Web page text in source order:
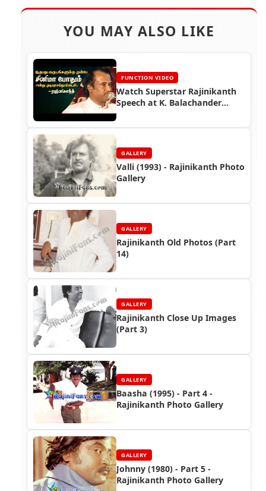
YOU MAY ALSO LIKE
FUNCTION VIDEO
Watch Superstar Rajinikanth
Speech at K. Balachander
(2000)
GALLERY
Valli (1993) - Rajinikanth Photo
Gallery
GALLERY
Rajinikanth Old Photos (Part
14)
GALLERY
Rajinikanth Close Up Images
(Part 3)
GALLERY
Baasha (1995) - Part 4 -
Rajinikanth Photo Gallery
GALLERY
Johnny (1980) - Part 5 -
Rajinikanth Photo Gallery